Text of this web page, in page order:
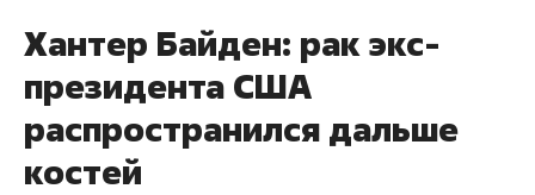
Хантер Байден: рак экс-
президента США
распространился дальше
костей